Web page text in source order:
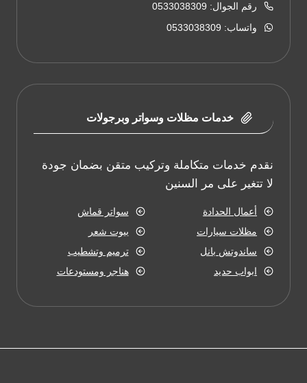
رقم الجوال: 0533038309
واتساب: 0533038309
خدمات مظلات وسواتر وبرجولات
نقدم خدمات متكاملة وتركيب متقن بضمان جودة
لا تتغير على مر السنين
أعمال الحدادة
سواتر قماش
مظلات سيارات
بيوت شعر
ساندوتش بانل
ترميم وتشطيب
ابواب حديد
هناجر ومستودعات